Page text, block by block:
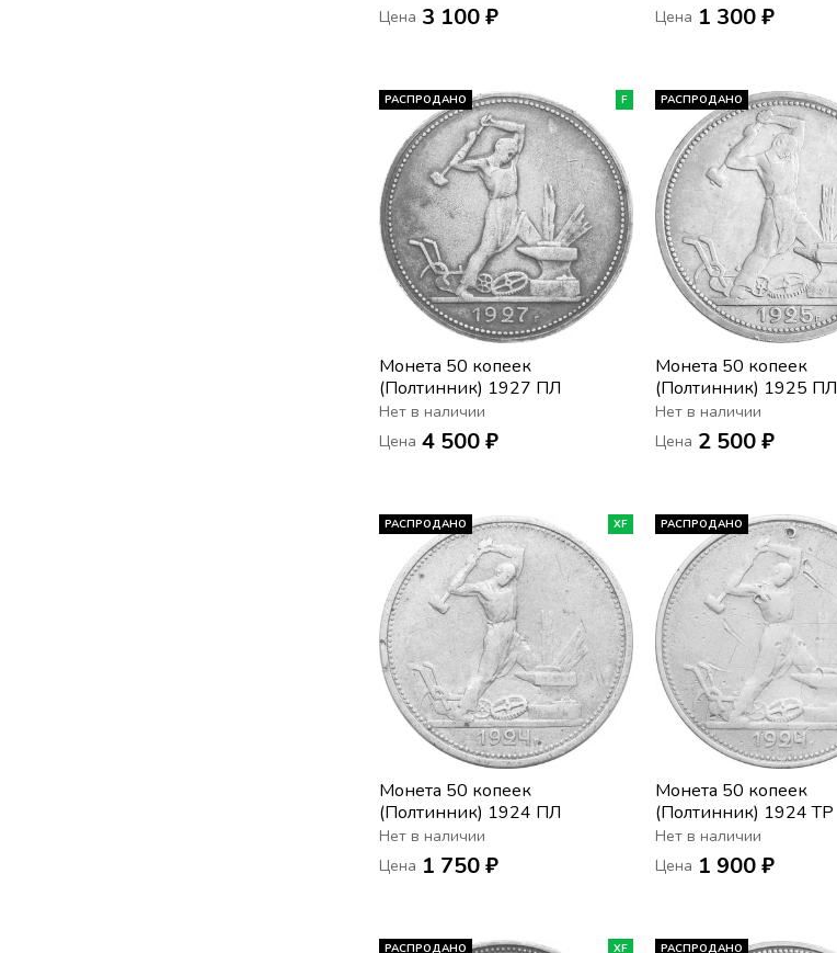
Цена 3 100 ₽
Цена 1 300 ₽
РАСПРОДАНО F
Монета 50 копеек
(Полтинник) 1927 ПЛ
Нет в наличии
Цена 4 500 ₽
РАСПРОДАНО
Монета 50 копеек
(Полтинник) 1925 ПЛ
(широкий кант)
Нет в наличии
Цена 2 500 ₽
РАСПРОДАНО XF
Монета 50 копеек
(Полтинник) 1924 ПЛ
Нет в наличии
Цена 1 750 ₽
РАСПРОДАНО
Монета 50 копеек
(Полтинник) 1924 ТР
Нет в наличии
Цена 1 900 ₽
РАСПРОДАНО XF РАСПРОДАНО